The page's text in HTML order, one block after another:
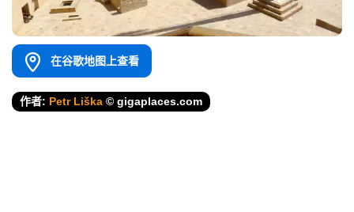
在谷歌地图上查看
作者: Petr Liška © gigaplaces.com